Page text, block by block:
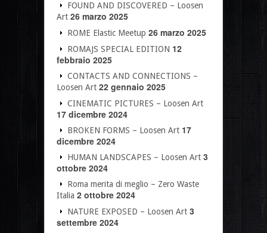
FOUND AND DISCOVERED – Loosen
Art 26 marzo 2025
ROME Elastic Meetup 26 marzo 2025
ROMAJS SPECIAL EDITION 12
febbraio 2025
CONTACTS AND CONNECTIONS –
Loosen Art 22 gennaio 2025
CINEMATIC PICTURES – Loosen Art
17 dicembre 2024
BROKEN FORMS – Loosen Art 17
dicembre 2024
HUMAN LANDSCAPES – Loosen Art 3
ottobre 2024
Roma merita di meglio – Zero Waste
Italia 2 ottobre 2024
NATURE EXPOSED – Loosen Art 3
settembre 2024